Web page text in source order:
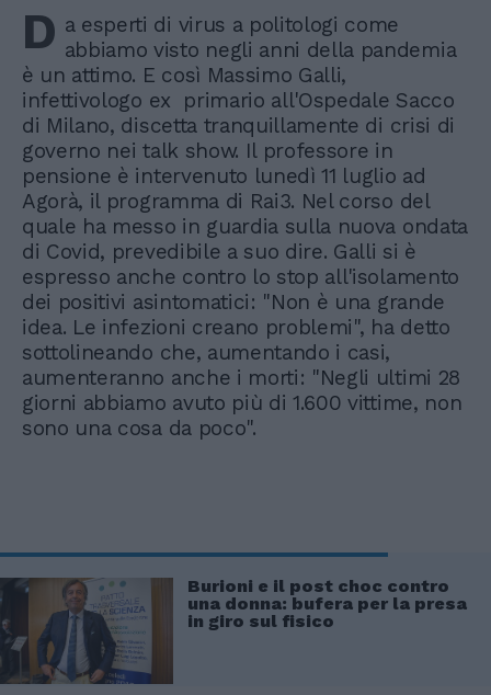
D a esperti di virus a politologi come
abbiamo visto negli anni della pandemia
è un attimo. E così Massimo Galli,
infettivologo ex primario all'Ospedale Sacco
di Milano, discetta tranquillamente di crisi di
governo nei talk show. Il professore in
pensione è intervenuto lunedì 11 luglio ad
Agorà, il programma di Rai3. Nel corso del
quale ha messo in guardia sulla nuova ondata
di Covid, prevedibile a suo dire. Galli si è
espresso anche contro lo stop all'isolamento
dei positivi asintomatici: "Non è una grande
idea. Le infezioni creano problemi", ha detto
sottolineando che, aumentando i casi,
aumenteranno anche i morti: "Negli ultimi 28
giorni abbiamo avuto più di 1.600 vittime, non
sono una cosa da poco".
Burioni e il post choc contro
una donna: bufera per la presa
in giro sul fisico